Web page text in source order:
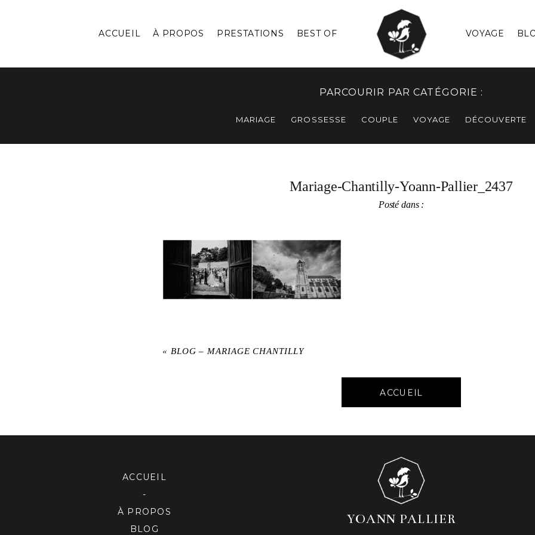
ACCUEIL À PROPOS PRESTATIONS BEST OF VOYAGE
PARCOURIR PAR CATÉGORIE :
MARIAGE GROSSESSE COUPLE VOYAGE DÉCOUVERTE
Mariage-Chantilly-Yoann-Pallier_2437
Posté dans :
« BLOG – MARIAGE CHANTILLY
ACCUEIL
ACCUEIL
-
À PROPOS
BLOG
YOANN PALLIER